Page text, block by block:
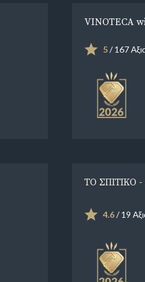
VINOTECA
5/ 167
ΤΟ ΣΠΙΤΙΚΟ -
4.6/ 19